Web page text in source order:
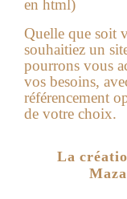
en html)
Quelle que soit
souhaitiez un
pourrons vous
vos besoins,
référencement
de votre choix.
La